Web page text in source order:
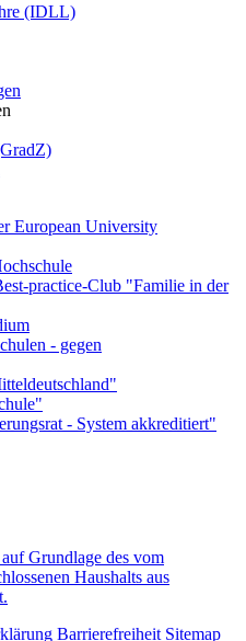
(IDLL)
Grundlage des vom
Haushalts aus
Barrierefreiheit Sitemap